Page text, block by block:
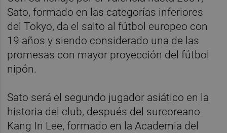
Sato, formado en las categorías inferiores
del Tokyo, da el salto al fútbol europeo con
19 años y siendo considerado una de las
promesas con mayor proyección del fútbol
nipón.
Sato será el segundo jugador asiático en la
historia del club, después del surcoreano
Kang In Lee, formado en la Academia del